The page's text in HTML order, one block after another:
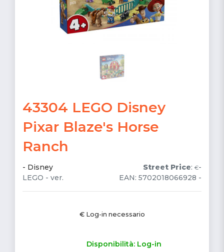
43304 LEGO Disney
Pixar Blaze's Horse
Ranch
Street Price: €-
- Disney
EAN: 5702018066928 -
LEGO - ver.
€ Log-in necessario
Disponibilità: Log-in